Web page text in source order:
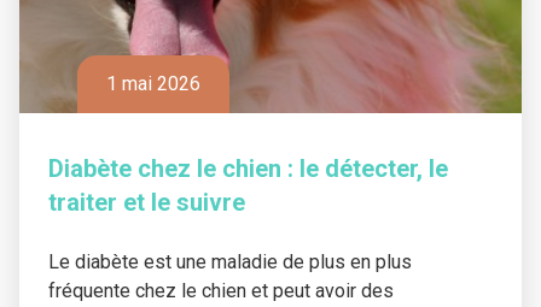
1 mai 2026
Diabète chez le chien : le détecter, le
traiter et le suivre
Le diabète est une maladie de plus en plus
fréquente chez le chien et peut avoir des